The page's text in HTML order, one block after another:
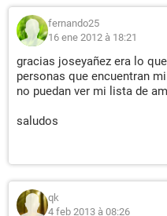
fernando25
16 ene 2012 à 18:21
gracias joseyañez era lo
personas que encuentran
no puedan ver mi lista de
saludos
qk
4 feb 2013 à 08:26